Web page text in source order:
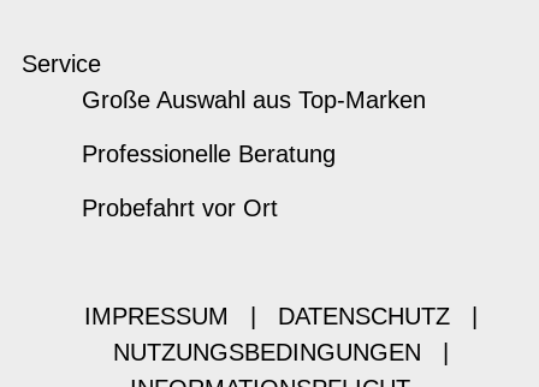
Service
Große Auswahl aus Top-Marken
Professionelle Beratung
Probefahrt vor Ort
IMPRESSUM DATENSCHUTZ
NUTZUNGSBEDINGUNGEN